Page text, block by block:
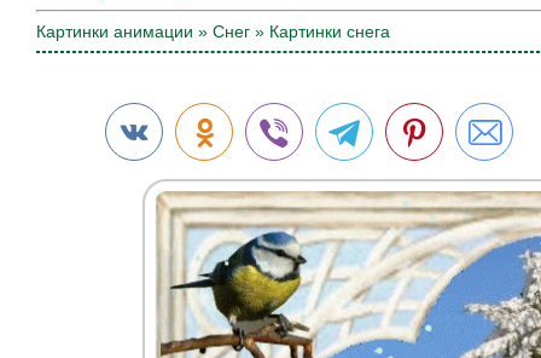
Картинки анимации » Снег » Картинки снега